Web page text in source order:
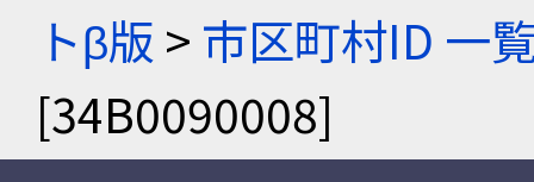
トβ版 > 市区町村ID 一
[34B0090008]